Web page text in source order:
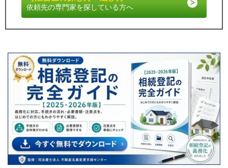
依頼先の専門家を探している方へ